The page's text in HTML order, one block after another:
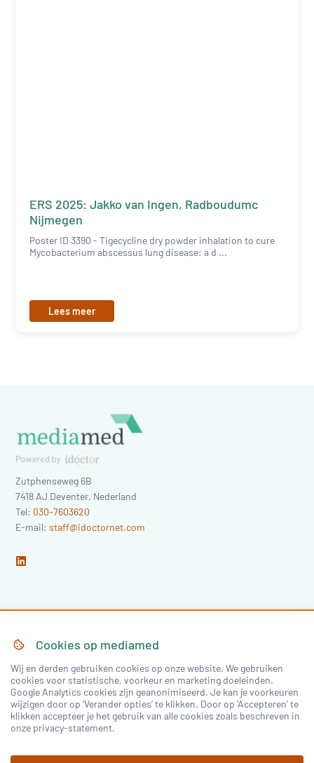
ERS 2025: Jakko van Ingen, Radboudumc
Nijmegen
Poster ID 3390 - Tigecycline dry powder inhalation to cure
Mycobacterium abscessus lung disease: a d ...
Lees meer
Zutphenseweg 6B
7418 AJ Deventer, Nederland
Tel: 030-7603620
E-mail:staff@idoctornet.com
Home
Nascholing Nieuws & Artikelen
Congressen
Cookies op mediamed
Wij en derden gebruiken cookies op onze website. We gebruiken
cookies voor statistische, voorkeur en marketing doeleinden.
Google Analytics cookies zijn geanonimiseerd. Je kan je voorkeuren
wijzigen door op ‘Verander opties’ te klikken. Door op ‘Accepteren’ te
klikken accepteer je het gebruik van alle cookies zoals beschreven in
onze privacy-statement.